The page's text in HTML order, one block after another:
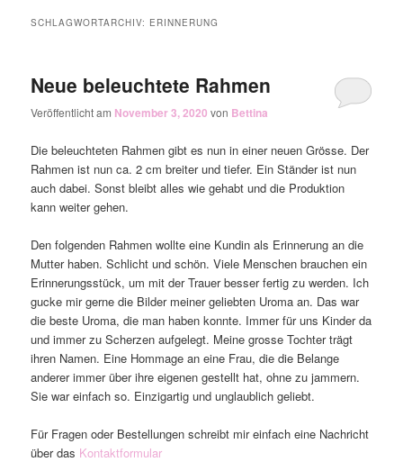
SCHLAGWORTARCHIV: ERINNERUNG
Neue beleuchtete Rahmen
Veröffentlicht am November 3, 2020 von Bettina
Die beleuchteten Rahmen gibt es nun in einer neuen Grösse. Der
Rahmen ist nun ca. 2 cm breiter und tiefer. Ein Ständer ist nun
auch dabei. Sonst bleibt alles wie gehabt und die Produktion
kann weiter gehen.
Den folgenden Rahmen wollte eine Kundin als Erinnerung an die
Mutter haben. Schlicht und schön. Viele Menschen brauchen ein
Erinnerungsstück, um mit der Trauer besser fertig zu werden. Ich
gucke mir gerne die Bilder meiner geliebten Uroma an. Das war
die beste Uroma, die man haben konnte. Immer für uns Kinder da
und immer zu Scherzen aufgelegt. Meine grosse Tochter trägt
ihren Namen. Eine Hommage an eine Frau, die die Belange
anderer immer über ihre eigenen gestellt hat, ohne zu jammern.
Sie war einfach so. Einzigartig und unglaublich geliebt.
Für Fragen oder Bestellungen schreibt mir einfach eine Nachricht
über das Kontaktformular